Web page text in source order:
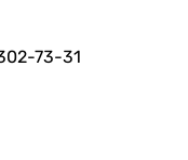
73-31